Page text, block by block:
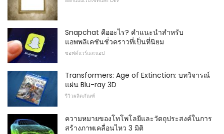
Snapchat คืออะไร? คำแนะนำสำหรับ
แอพพลิเคชันชั่วคราวที่เป็นที่นิยม
ซอฟต์แวร์และแอป
Transformers: Age of Extinction: บทวิจารณ์
แผ่น Blu-ray 3D
รีวิวผลิตภัณฑ์
ความหมายของโทโพโลยีและวัตถุประสงค์ในการ
สร้างภาพเคลื่อนไหว 3 มิติ